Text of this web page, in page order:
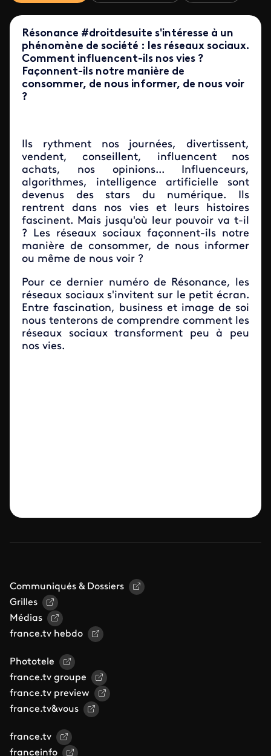
Résonance #droitdesuite s'intéresse à un
phénomène de société : les réseaux sociaux.
Comment influencent-ils nos vies ?
Façonnent-ils notre manière de
consommer, de nous informer, de nous voir
?
Ils rythment nos journées, divertissent,
vendent, conseillent, influencent nos
achats, nos opinions... Influenceurs,
algorithmes, intelligence artificielle sont
devenus des stars du numérique. Ils
rentrent dans nos vies et leurs histoires
fascinent. Mais jusqu'où leur pouvoir va t-il
? Les réseaux sociaux façonnent-ils notre
manière de consommer, de nous informer
ou même de nous voir ?
Pour ce dernier numéro de Résonance, les
réseaux sociaux s'invitent sur le petit écran.
Entre fascination, business et image de soi
nous tenterons de comprendre comment les
réseaux sociaux transforment peu à peu
nos vies.
Communiqués & Dossiers
Grilles
Médias
france.tv hebdo
Phototele
france.tv groupe
france.tv preview
france.tv&vous
france.tv
franceinfo